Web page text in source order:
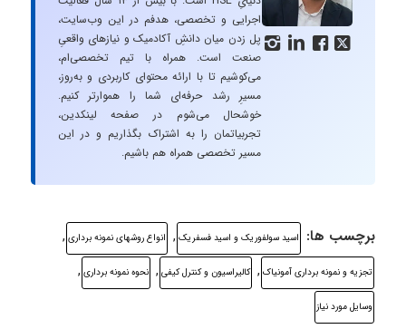
   
اجرایی و تخصصی، هدفم در این وب‌سایت،
پل زدن میان دانشِ آکادمیک و نیازهای واقعیِ
صنعت است. همراه با تیم تخصصی‌ام،
می‌کوشیم تا با ارائه محتوای کاربردی و به‌روز،
مسیرِ رشد حرفه‌ای شما را هموارتر کنیم.
خوشحال می‌شوم در صفحه لینکدین،
تجربیاتمان را به اشتراک بگذاریم و در این
مسیر تخصصی همراه هم باشیم.
برچسب ها: اسید سولفوریک و اسید فسفریک , انواع روشهای نمونه برداری ,
تجزیه و نمونه برداری آمونیاک , کالیراسیون و کنترل کیفی , نحوه نمونه برداری ,
وسایل مورد نیاز